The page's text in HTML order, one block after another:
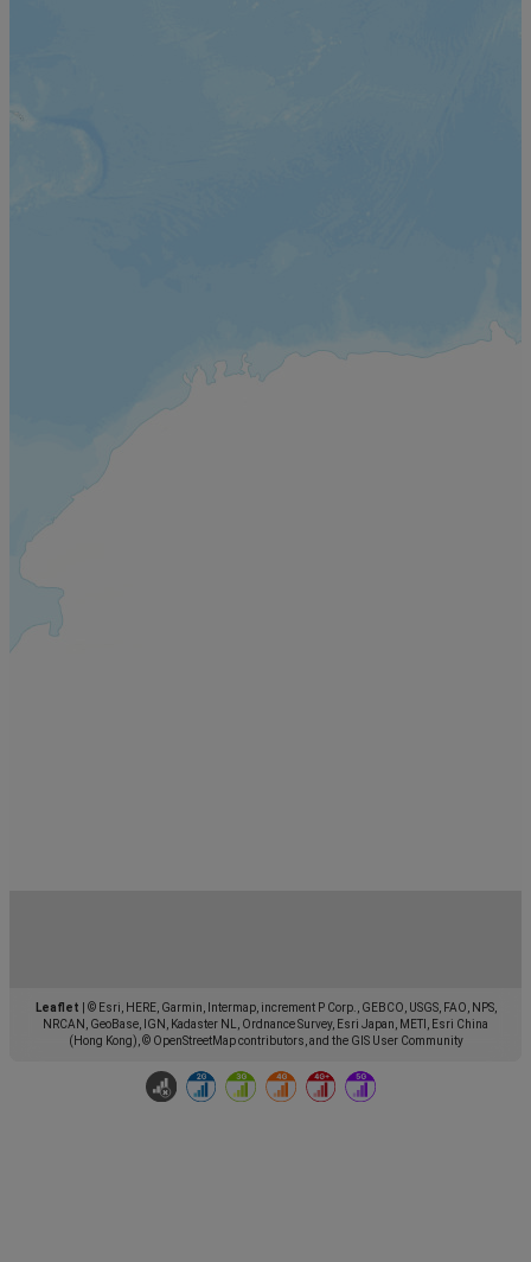
Leaflet
© Esri, HERE, Garmin, Intermap, increment P Corp., GEBCO, USGS, FAO, NPS,
NRCAN, GeoBase, IGN, Kadaster NL, Ordnance Survey, Esri Japan, METI, Esri China
(Hong Kong), © OpenStreetMap contributors, and the GIS User Community